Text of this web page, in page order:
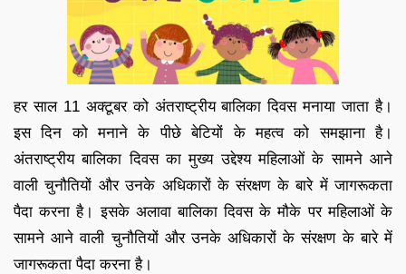
हर साल 11 अक्टूबर को अंतराष्ट्रीय बालिका दिवस मनाया जाता है।
इस दिन को मनाने के पीछे बेटियों के महत्व को समझाना है।
अंतराष्ट्रीय बालिका दिवस का मुख्य उद्देश्य महिलाओं के सामने आने
वाली चुनौतियों और उनके अधिकारों के संरक्षण के बारे में जागरूकता
पैदा करना है। इसके अलावा बालिका दिवस के मौके पर महिलाओं के
सामने आने वाली चुनौतियों और उनके अधिकारों के संरक्षण के बारे में
जागरूकता पैदा करना है।